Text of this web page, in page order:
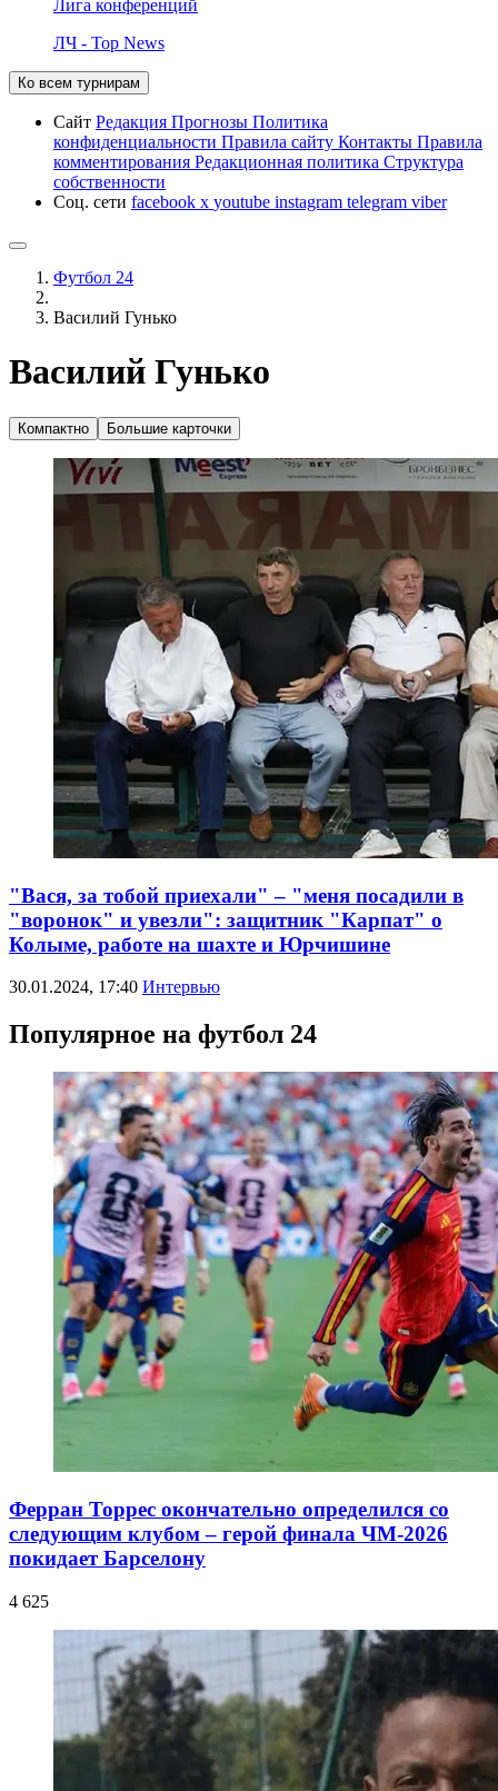
Лига конференций
ЛЧ - Top News
Ко всем турнирам
Сайт Редакция Прогнозы Политика
конфиденциальности Правила сайту Контакты Правила
комментирования Редакционная политика Структура
собственности
Соц. сети facebook x youtube instagram telegram viber
Футбол 24
Василий Гунько
Василий Гунько
Компактно Большие карточки
"Вася, за тобой приехали" – "меня посадили в
"воронок" и увезли": защитник "Карпат" о
Колыме, работе на шахте и Юрчишине
30.01.2024, 17:40 Интервью
Популярное на футбол 24
Ферран Торрес окончательно определился со
следующим клубом – герой финала ЧМ-2026
покидает Барселону
4 625